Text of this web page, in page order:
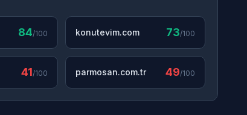
84/100 konutevim.com 73/100
41/100 parmosan.com.tr 49/100